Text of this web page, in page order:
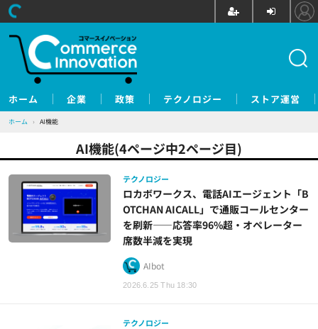
ホーム 企業 政策 テクノロジー ストア運営
ホーム › AI機能
AI機能(4ページ中2ページ目)
テクノロジー
2026.6.25 Thu 18:30
ロカボワークス、電話AIエージェント「B
OTCHAN AICALL」で通販コールセンター
を刷新——応答率96%超・オペレーター
席数半減を実現
AIbot
テクノロジー